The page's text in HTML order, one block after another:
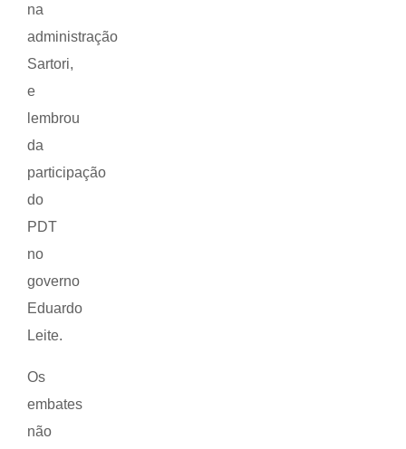
na
administração
Sartori,
e
lembrou
da
participação
do
PDT
no
governo
Eduardo
Leite.
Os
embates
não